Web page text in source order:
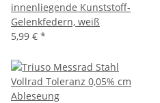
innenliegende Kunststoff-
Gelenkfedern, weiß
5,99 € *